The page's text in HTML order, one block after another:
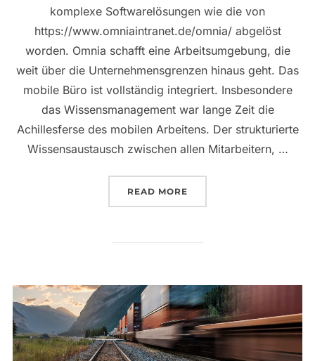
komplexe Softwarelösungen wie die von
https://www.omniaintranet.de/omnia/ abgelöst
worden. Omnia schafft eine Arbeitsumgebung, die
weit über die Unternehmensgrenzen hinaus geht. Das
mobile Büro ist vollständig integriert. Insbesondere
das Wissensmanagement war lange Zeit die
Achillesferse des mobilen Arbeitens. Der strukturierte
Wissensaustausch zwischen allen Mitarbeitern, …
READ MORE